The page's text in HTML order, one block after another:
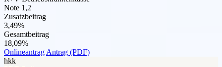
Note 1,2
Zusatzbeitrag
3,49%
Gesamtbeitrag
18,09%
Onlineantrag Antrag (PDF)
hkk